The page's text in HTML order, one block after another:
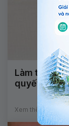
Làm thế
quyết định
Xem thêm